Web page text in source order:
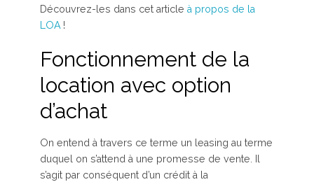
Découvrez-les dans cet article à propos de la
LOA !
Fonctionnement de la
location avec option
d’achat
On entend à travers ce terme un leasing au terme
duquel on s’attend à une promesse de vente. Il
s’agit par conséquent d’un crédit à la